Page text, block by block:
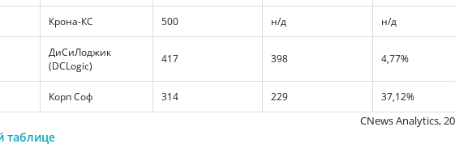
Крона-КС 500 н/д н/д
ДиСиЛоджик
(DCLogic)
417 398 4,77%
Корп Соф 314 229 37,12%
CNews Analytics,
таблице